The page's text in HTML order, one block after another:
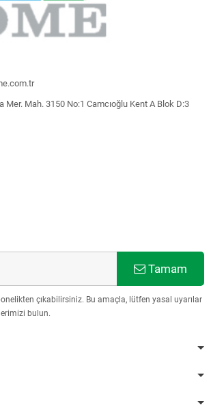
Mer. Mah. 3150 No:1 Camcıoğlu Kent A Blok D:3
Tamam
çıkabilirsiniz. Bu amaçla, lütfen yasal uyarılar
bulun.